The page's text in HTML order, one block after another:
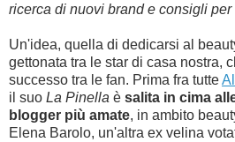
ricerca di nuovi brand e consigli
Un'idea, quella di dedicarsi al
gettonata tra le star di casa nostra,
successo tra le fan. Prima fra tutte
il suo La Pinella è salita in cima
blogger più amate, in ambito
Elena Barolo, un'altra ex velina